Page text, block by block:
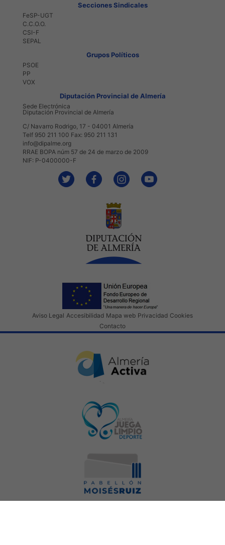
Secciones Sindicales
FeSP-UGT
C.C.O.O.
CSI-F
SEPAL
Grupos Políticos
PSOE
PP
VOX
Diputación Provincial de Almería
Sede Electrónica
Diputación Provincial de Almería
C/ Navarro Rodrigo, 17 - 04001 Almería
Telf 950 211 100 Fax: 950 211 131
info@dipalme.org
RRAE BOPA núm 57 de 24 de marzo de 2009
NIF: P-0400000-F
Aviso Legal Accesibilidad Mapa web Privacidad Cookies
Contacto